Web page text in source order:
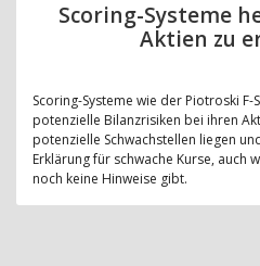
Scoring-Systeme
Aktien zu
Scoring-Systeme wie der Piotroski
potenzielle Bilanzrisiken bei ihren
potenzielle Schwachstellen liegen
Erklärung für schwache Kurse, auch
noch keine Hinweise gibt.